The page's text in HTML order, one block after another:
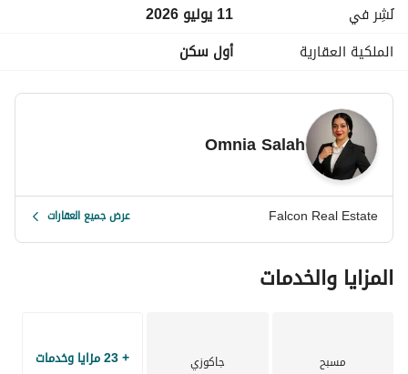
نُشِر في
11 يوليو 2026
الملكية العقارية
أول سكن
Omnia Salah
Falcon Real Estate عرض جميع العقارات
المزايا والخدمات
مسبح جاكوزي + 23 مزايا وخدمات